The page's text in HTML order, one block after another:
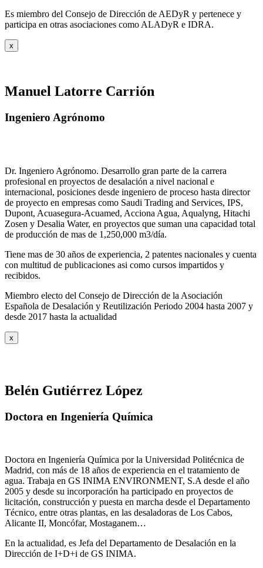
Es miembro del Consejo de Dirección de AEDyR y pertenece y
participa en otras asociaciones como ALADyR e IDRA.
x
Manuel Latorre Carrión
Ingeniero Agrónomo
Dr. Ingeniero Agrónomo. Desarrollo gran parte de la carrera
profesional en proyectos de desalación a nivel nacional e
internacional, posiciones desde ingeniero de proceso hasta director
de proyecto en empresas como Saudi Trading and Services, IPS,
Dupont, Acuasegura-Acuamed, Acciona Agua, Aqualyng, Hitachi
Zosen y Desalia Water, en proyectos que suman una capacidad total
de producción de mas de 1,250,000 m3/día.
Tiene mas de 30 años de experiencia, 2 patentes nacionales y cuenta
con multitud de publicaciones asi como cursos impartidos y
recibidos.
Miembro electo del Consejo de Dirección de la Asociación
Española de Desalación y Reutilización Periodo 2004 hasta 2007 y
desde 2017 hasta la actualidad
x
Belén Gutiérrez López
Doctora en Ingeniería Química
Doctora en Ingeniería Química por la Universidad Politécnica de
Madrid, con más de 18 años de experiencia en el tratamiento de
agua. Trabaja en GS INIMA ENVIRONMENT, S.A desde el año
2005 y desde su incorporación ha participado en proyectos de
licitación, construcción y puesta en marcha desde el Departamento
Técnico, entre otras plantas, en las desaladoras de Los Cabos,
Alicante II, Moncófar, Mostaganem…
En la actualidad, es Jefa del Departamento de Desalación en la
Dirección de I+D+i de GS INIMA.